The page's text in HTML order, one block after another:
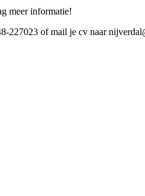
meer informatie!
227023 of mail je cv naar